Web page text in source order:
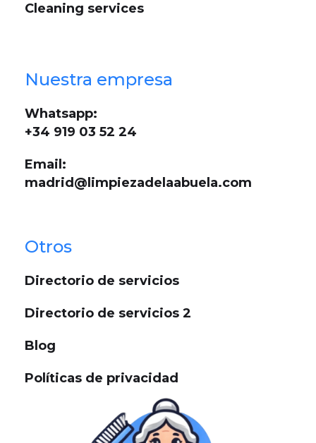
Cleaning services
Nuestra empresa
Whatsapp:
+34 919 03 52 24
Email:
madrid@limpiezadelaabuela.com
Otros
Directorio de servicios
Directorio de servicios 2
Blog
Políticas de privacidad